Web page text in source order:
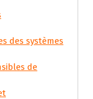
des systèmes
de